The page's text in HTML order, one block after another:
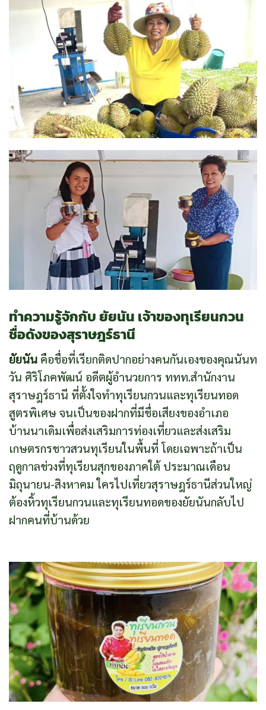
ทำความรู้จักกับ ยัยนัน เจ้าของทุเรียนกวน
ชื่อดังของสุราษฎร์ธานี
ยัยนัน คือชื่อที่เรียกติดปากอย่างคนกันเองของคุณนันท
วัน ศิริโภคพัฒน์ อดีตผู้อำนวยการ ททท.สำนักงาน
สุราษฎร์ธานี ที่ตั้งใจทำทุเรียนกวนและทุเรียนทอด
สูตรพิเศษ จนเป็นของฝากที่มีชื่อเสียงของอำเภอ
บ้านนาเดิมเพื่อส่งเสริมการท่องเที่ยวและส่งเสริม
เกษตรกรชาวสวนทุเรียนในพื้นที่ โดยเฉพาะถ้าเป็น
ฤดูกาลช่วงที่ทุเรียนสุกของภาคใต้ ประมาณเดือน
มิถุนายน-สิงหาคม ใครไปเที่ยวสุราษฎร์ธานีส่วนใหญ่
ต้องหิ้วทุเรียนกวนและทุเรียนทอดของยัยนันกลับไป
ฝากคนที่บ้านด้วย